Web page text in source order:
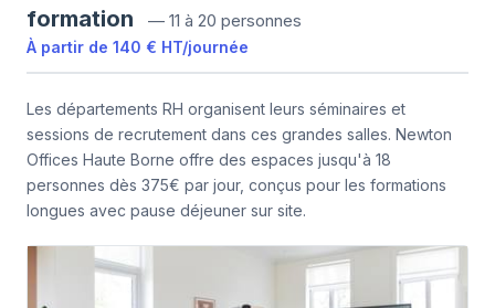
formation
— 11 à 20 personnes
À partir de 140 € HT/journée
Les départements RH organisent leurs séminaires et
sessions de recrutement dans ces grandes salles. Newton
Offices Haute Borne offre des espaces jusqu'à 18
personnes dès 375€ par jour, conçus pour les formations
longues avec pause déjeuner sur site.